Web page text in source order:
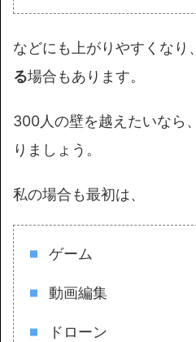
などにも上がりやすくなり、
る場合もあります。
300人の壁を越えたいなら
りましょう。
私の場合も最初は、
ゲーム
動画編集
ドローン